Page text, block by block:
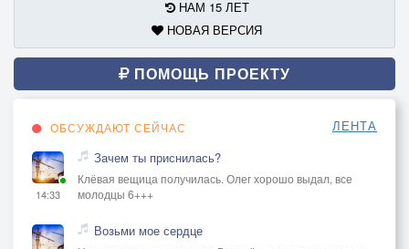
НАМ 15 ЛЕТ
НОВАЯ ВЕРСИЯ
ПОМОЩЬ ПРОЕКТУ
ОБСУЖДАЮТ СЕЙЧАС ЛЕНТА
14:33
Зачем ты приснилась?
Клёвая вещица получилась. Олег хорошо выдал, все
молодцы 6+++
Возьми мое сердце